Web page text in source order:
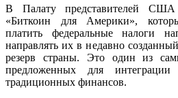
В Палату представителей США
«Биткоин для Америки»,
платить федеральные налоги
направлять их в недавно
резерв страны. Это один из
предложенных для
традиционных финансов.